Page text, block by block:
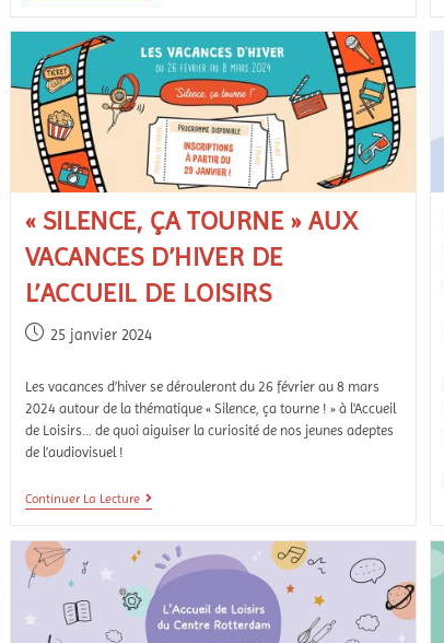
« SILENCE, ÇA TOURNE » AUX
VACANCES D’HIVER DE
L’ACCUEIL DE LOISIRS
25 janvier 2024
Les vacances d’hiver se dérouleront du 26 février au 8 mars
2024 autour de la thématique « Silence, ça tourne ! » à l'Accueil
de Loisirs... de quoi aiguiser la curiosité de nos jeunes adeptes
de l’audiovisuel !
Continuer La Lecture